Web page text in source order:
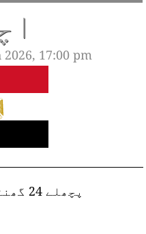
17:00 pm
پچھلے 24 گھنٹے ہوا کا معیار